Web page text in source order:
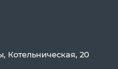
Котельническая, 20